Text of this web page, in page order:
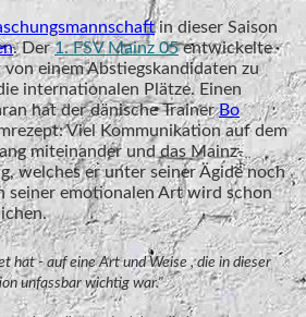
in dieser Saison
. Der1. FSV Mainz 05entwickelte
einem Abstiegskandidaten zu
internationalen Plätze. Einen
hat der dänische TrainerBo
Viel Kommunikation auf dem
miteinander und das Mainz-
welches er unter seiner Ägide noch
seiner emotionalen Art wird schon
hat - auf eine Art und Weise , die in dieser
unfassbar wichtig war."